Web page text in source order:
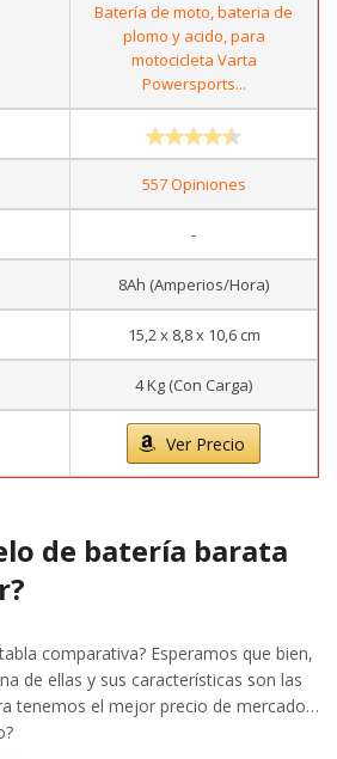
Batería de moto, bateria de
plomo y acido, para
motocicleta Varta
Powersports...
557 Opiniones
-
8Ah (Amperios/Hora)
15,2 x 8,8 x 10,6 cm
4 Kg (Con Carga)
Ver Precio
de batería barata
comparativa? Esperamos que bien,
de ellas y sus características son las
tenemos el mejor precio de mercado…